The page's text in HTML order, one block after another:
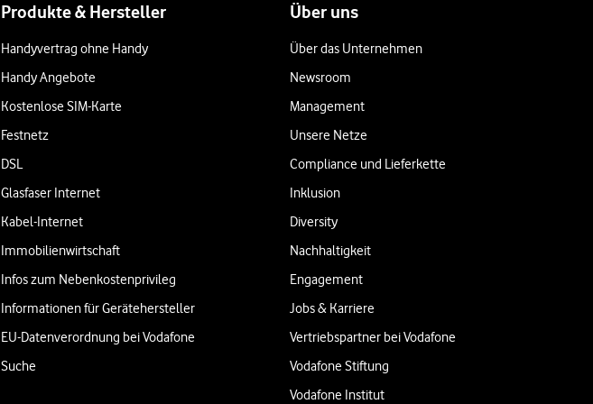
Produkte & Hersteller
Handyvertrag ohne Handy
Handy Angebote
Kostenlose SIM-Karte
Festnetz
DSL
Glasfaser Internet
Kabel-Internet
Immobilienwirtschaft
Infos zum Nebenkostenprivileg
Informationen für Gerätehersteller
EU-Datenverordnung bei Vodafone
Suche
Über uns
Über das Unternehmen
Newsroom
Management
Unsere Netze
Compliance und Lieferkette
Inklusion
Diversity
Nachhaltigkeit
Engagement
Jobs & Karriere
Vertriebspartner bei Vodafone
Vodafone Stiftung
Vodafone Institut